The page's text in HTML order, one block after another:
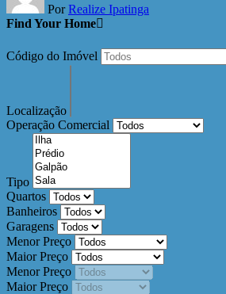
Por Realize Ipatinga
Find Your Home
Código do Imóvel
Localização
Operação Comercial
Tipo
Quartos
Banheiros
Garagens
Menor Preço
Maior Preço
Menor Preço
Maior Preço